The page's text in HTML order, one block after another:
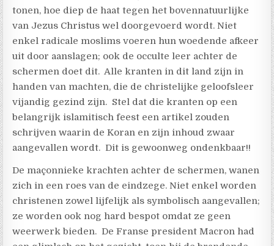
tonen, hoe diep de haat tegen het bovennatuurlijke
van Jezus Christus wel doorgevoerd wordt. Niet
enkel radicale moslims voeren hun woedende afkeer
uit door aanslagen; ook de occulte leer achter de
schermen doet dit. Alle kranten in dit land zijn in
handen van machten, die de christelijke geloofsleer
vijandig gezind zijn. Stel dat die kranten op een
belangrijk islamitisch feest een artikel zouden
schrijven waarin de Koran en zijn inhoud zwaar
aangevallen wordt. Dit is gewoonweg ondenkbaar!!
De maçonnieke krachten achter de schermen, wanen
zich in een roes van de eindzege. Niet enkel worden
christenen zowel lijfelijk als symbolisch aangevallen;
ze worden ook nog hard bespot omdat ze geen
weerwerk bieden. De Franse president Macron had